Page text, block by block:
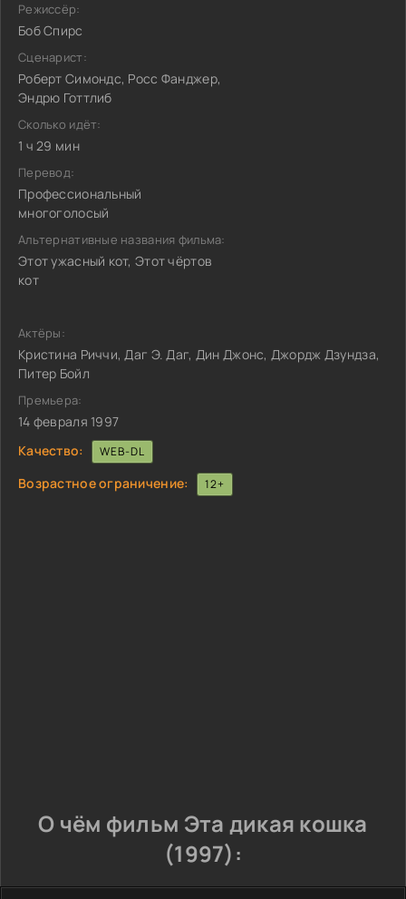
Режиссёр:
Боб Спирс
Сценарист:
Роберт Симондс, Росс Фанджер,
Эндрю Готтлиб
Сколько идёт:
1 ч 29 мин
Перевод:
Профессиональный
многоголосый
Альтернативные названия фильма:
Этот ужасный кот, Этот чёртов
кот
Актёры:
Кристина Риччи, Даг Э. Даг, Дин Джонс, Джордж Дзундза,
Питер Бойл
Премьера:
14 февраля 1997
Качество:
WEB-DL
Возрастное ограничение: 12+
О чём фильм Эта дикая кошка
(1997):